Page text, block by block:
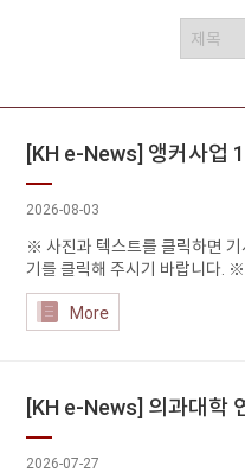
[KH e-News] 앵커사업
2026-08-03
※ 사진과 텍스트를 클릭하면
기
More
[KH e-News] 의과대학
2026-07-27